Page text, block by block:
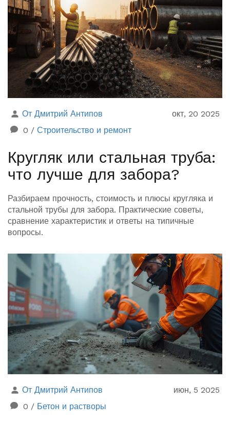
От Дмитрий Антипов
окт, 20 2025
0 / Строительство и ремонт
Кругляк или стальная труба:
что лучше для забора?
Разбираем прочность, стоимость и плюсы кругляка и
стальной трубы для забора. Практические советы,
сравнение характеристик и ответы на типичные
вопросы.
От Дмитрий Антипов
июн, 5 2025
0 / Бетон и растворы